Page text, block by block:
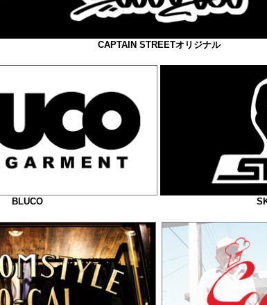
CAPTAIN STREETオリジナル
BLUCO